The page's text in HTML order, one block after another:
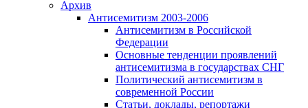
Архив
Антисемитизм 2003-2006
Антисемитизм в Российской
Федерации
Основные тенденции проявлений
антисемитизма в государствах СНГ
Политический антисемитизм в
современной России
Статьи, доклады, репортажи